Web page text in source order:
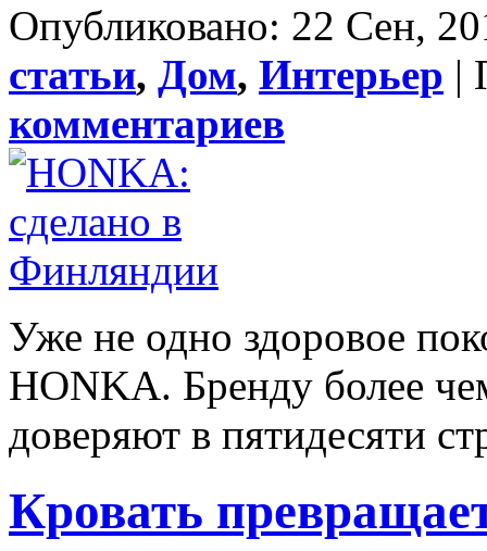
Опубликовано: 22 Сен,
статьи, Дом, Интерьер |
комментариев
Уже не одно здоровое
HONKA. Бренду более
доверяют в пятидесяти
Кровать